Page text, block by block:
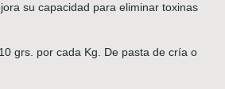
su capacidad para eliminar toxinas
grs. por cada Kg. De pasta de cría o